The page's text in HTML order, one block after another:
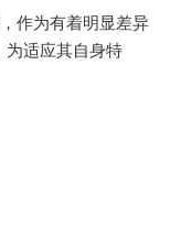
作为有着明显差异
为适应其自身特